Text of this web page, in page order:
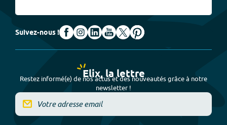
Suivez-nous !
Elix, la lettre
Restez informé(e) de nos actus et des nouveautés grâce à notre
newsletter !